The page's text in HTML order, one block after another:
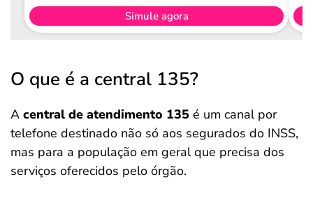
Simule agora
O que é a central 135?
A central de atendimento 135 é um canal por
telefone destinado não só aos segurados do INSS,
mas para a população em geral que precisa dos
serviços oferecidos pelo órgão.